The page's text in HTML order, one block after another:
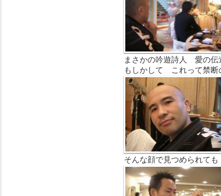
まさかの吟遊詩人 愛の
もしかして これって禁断
そんな顔で見つめられても